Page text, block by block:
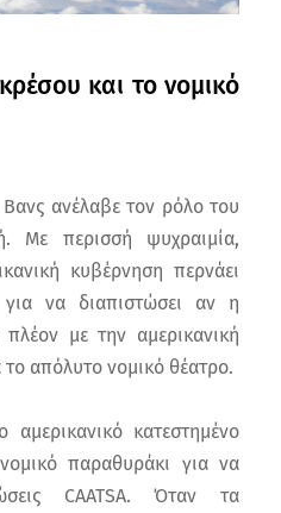
και το νομικό
Βανς ανέλαβε τον ρόλο του
Με περισσή ψυχραιμία,
κυβέρνηση περνάει
να διαπιστώσει αν η
με την αμερικανική
το απόλυτο νομικό θέατρο.
αμερικανικό κατεστημένο
παραθυράκι για να
CAATSA. Όταν τα